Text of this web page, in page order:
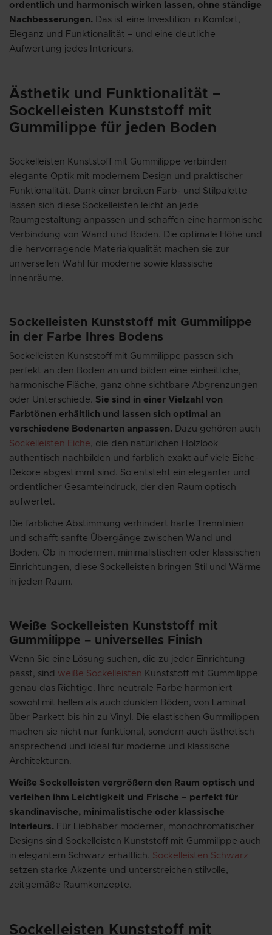
ordentlich und harmonisch wirken lassen, ohne ständige
Nachbesserungen. Das ist eine Investition in Komfort,
Eleganz und Funktionalität – und eine deutliche
Aufwertung jedes Interieurs.
Ästhetik und Funktionalität –
Sockelleisten Kunststoff mit
Gummilippe für jeden Boden
Sockelleisten Kunststoff mit Gummilippe verbinden
elegante Optik mit modernem Design und praktischer
Funktionalität. Dank einer breiten Farb- und Stilpalette
lassen sich diese Sockelleisten leicht an jede
Raumgestaltung anpassen und schaffen eine harmonische
Verbindung von Wand und Boden. Die optimale Höhe und
die hervorragende Materialqualität machen sie zur
universellen Wahl für moderne sowie klassische
Innenräume.
Sockelleisten Kunststoff mit Gummilippe
in der Farbe Ihres Bodens
Sockelleisten Kunststoff mit Gummilippe passen sich
perfekt an den Boden an und bilden eine einheitliche,
harmonische Fläche, ganz ohne sichtbare Abgrenzungen
oder Unterschiede.
Sie sind in einer Vielzahl von
Farbtönen erhältlich und lassen sich optimal an
verschiedene Bodenarten anpassen. Dazu gehören auch
Sockelleisten Eiche , die den natürlichen Holzlook
authentisch nachbilden und farblich exakt auf viele Eiche-
Dekore abgestimmt sind. So entsteht ein eleganter und
ordentlicher Gesamteindruck, der den Raum optisch
aufwertet.
Die farbliche Abstimmung verhindert harte Trennlinien
und schafft sanfte Übergänge zwischen Wand und
Boden. Ob in modernen, minimalistischen oder klassischen
Einrichtungen, diese Sockelleisten bringen Stil und Wärme
in jeden Raum.
Weiße Sockelleisten Kunststoff mit
Gummilippe – universelles Finish
Wenn Sie eine Lösung suchen, die zu jeder Einrichtung
passt, sind weiße Sockelleisten Kunststoff mit Gummilippe
genau das Richtige. Ihre neutrale Farbe harmoniert
sowohl mit hellen als auch dunklen Böden, von Laminat
über Parkett bis hin zu Vinyl. Die elastischen Gummilippen
machen sie nicht nur funktional, sondern auch ästhetisch
ansprechend und ideal für moderne und klassische
Architekturen.
Weiße Sockelleisten vergrößern den Raum optisch und
verleihen ihm Leichtigkeit und Frische – perfekt für
skandinavische, minimalistische oder klassische
Interieurs. Für Liebhaber moderner, monochromatischer
Designs sind Sockelleisten Kunststoff mit Gummilippe auch
in elegantem Schwarz erhältlich. Sockelleisten Schwarz
setzen starke Akzente und unterstreichen stilvolle,
zeitgemäße Raumkonzepte.
Sockelleisten Kunststoff mit